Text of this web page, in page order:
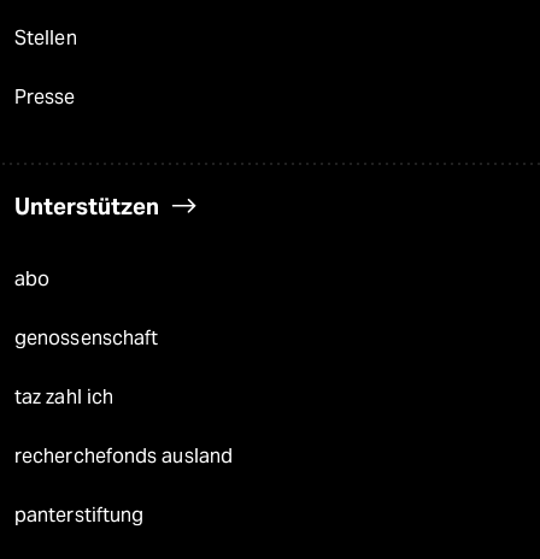
Stellen
Presse
Unterstützen
abo
genossenschaft
taz zahl ich
recherchefonds ausland
panterstiftung